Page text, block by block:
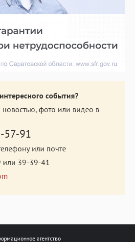
события?
новостью, фото или видео в
57-91
или почте
или 39-39-41
агентство